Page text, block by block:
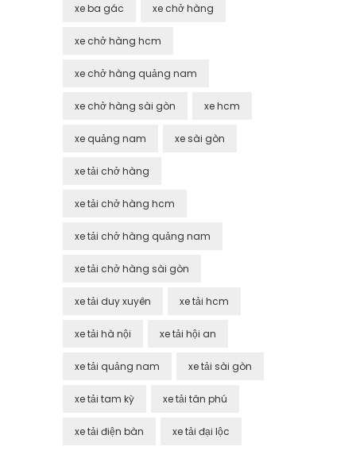
xe ba gác xe chở hàng
xe chở hàng hcm
xe chở hàng quảng nam
xe chở hàng sài gòn xe hcm
xe quảng nam xe sài gòn
xe tải chở hàng
xe tải chở hàng hcm
xe tải chở hàng quảng nam
xe tải chở hàng sài gòn
xe tải duy xuyên xe tải hcm
xe tải hà nội xe tải hội an
xe tải quảng nam xe tải sài gòn
xe tải tam kỳ xe tải tân phú
xe tải điện bàn xe tải đại lộc